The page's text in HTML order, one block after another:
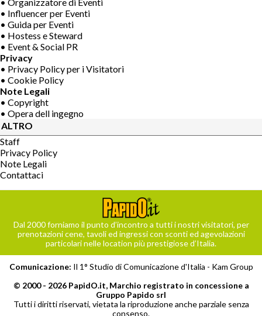
• Influencer per Eventi
• Guida per Eventi
• Hostess e Steward
• Event & Social PR
Privacy
• Privacy Policy per i Visitatori
• Cookie Policy
Note Legali
• Copyright
• Opera dell ingegno
ALTRO
Staff
Privacy Policy
Note Legali
Contattaci
Dal 2000 forniamo il punto d’incontro a tutti i nostri visitatori, per
prenotazioni cene, tavoli ed ingressi con sconti ed agevolazioni
particolari nelle location più prestigiose d’Italia.
Comunicazione: Il 1° Studio di Comunicazione d'Italia - Kam Group
© 2000 - 2026 PapidO.it, Marchio registrato in concessione a
Gruppo Papido srl
Tutti i diritti riservati, vietata la riproduzione anche parziale senza
consenso.